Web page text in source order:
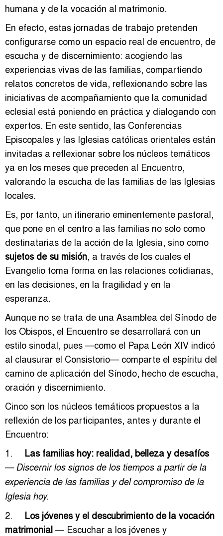
humana y de la vocación al matrimonio.
En efecto, estas jornadas de trabajo pretenden
configurarse como un espacio real de encuentro, de
escucha y de discernimiento: acogiendo las
experiencias vivas de las familias, compartiendo
relatos concretos de vida, reflexionando sobre las
iniciativas de acompañamiento que la comunidad
eclesial está poniendo en práctica y dialogando con
expertos. En este sentido, las Conferencias
Episcopales y las Iglesias católicas orientales están
invitadas a reflexionar sobre los núcleos temáticos
ya en los meses que preceden al Encuentro,
valorando la escucha de las familias de las Iglesias
locales.
Es, por tanto, un itinerario eminentemente pastoral,
que pone en el centro a las familias no solo como
destinatarias de la acción de la Iglesia, sino como
sujetos de su misión, a través de los cuales el
Evangelio toma forma en las relaciones cotidianas,
en las decisiones, en la fragilidad y en la
esperanza.
Aunque no se trata de una Asamblea del Sínodo de
los Obispos, el Encuentro se desarrollará con un
estilo sinodal, pues —como el Papa León XIV indicó
al clausurar el Consistorio— comparte el espíritu del
camino de aplicación del Sínodo, hecho de escucha,
oración y discernimiento.
Cinco son los núcleos temáticos propuestos a la
reflexión de los participantes, antes y durante el
Encuentro:
1. Las familias hoy: realidad, belleza y desafíos
— Discernir los signos de los tiempos a partir de la
experiencia de las familias y del compromiso de la
Iglesia hoy.
2. Los jóvenes y el descubrimiento de la vocación
matrimonial— Escuchar a los jóvenes y